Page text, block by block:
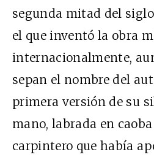
segunda mitad del
el que inventó la obra
internacionalmente,
sepan el nombre del
primera versión de su
mano, labrada en
carpintero que había